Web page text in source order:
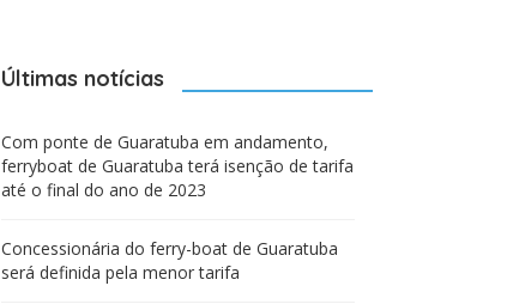
Últimas notícias
Com ponte de Guaratuba em andamento,
ferryboat de Guaratuba terá isenção de tarifa
até o final do ano de 2023
Concessionária do ferry-boat de Guaratuba
será definida pela menor tarifa